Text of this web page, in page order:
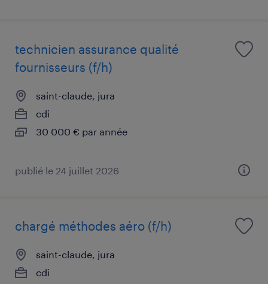
technicien assurance qualité
fournisseurs (f/h)
saint-claude, jura
cdi
30 000 € par année
publié le 24 juillet 2026
chargé méthodes aéro (f/h)
saint-claude, jura
cdi